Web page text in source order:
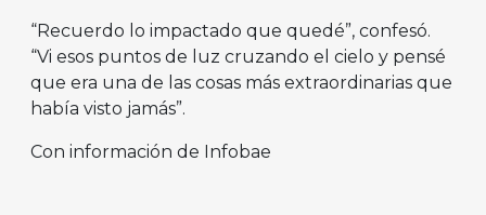
“Recuerdo lo impactado que quedé”, confesó.
“Vi esos puntos de luz cruzando el cielo y pensé
que era una de las cosas más extraordinarias que
había visto jamás”.
Con información de Infobae